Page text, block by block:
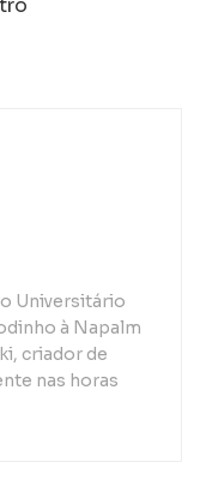
Universitário
à Napalm
criador de
nas horas